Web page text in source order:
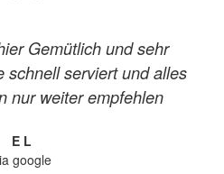
Gemütlich und sehr
schnell serviert und alles
nur weiter empfehlen
E L
google